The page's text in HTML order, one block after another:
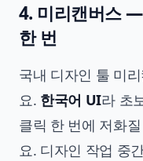
4. 미리캔버스
한 번
국내 디자인 툴 미
요. 한국어 UI라 초
클릭 한 번에 저화
요. 디자인 작업 중